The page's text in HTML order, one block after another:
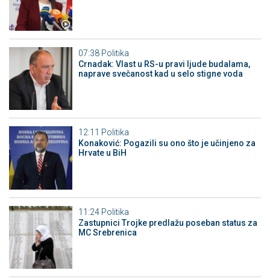
07:38 Politika
Crnadak: Vlast u RS-u pravi ljude budalama,
naprave svečanost kad u selo stigne voda
12:11 Politika
Konaković: Pogazili su ono što je učinjeno za
Hrvate u BiH
11:24 Politika
Zastupnici Trojke predlažu poseban status za
MC Srebrenica